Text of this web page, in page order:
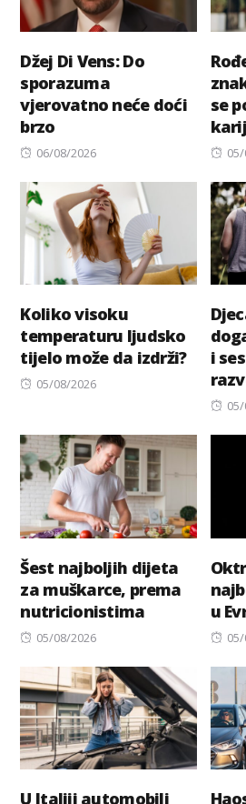
Džej Di Vens: Do
sporazuma
vjerovatno neće doći
brzo
Posted
06/08/2026
se
Koliko visoku
temperaturu ljudsko
tijelo može da izdrži?
Posted
05/08/2026
i
Šest najboljih dijeta
za muškarce, prema
nutricionistima
Posted
05/08/2026
u
U Italiji automobili